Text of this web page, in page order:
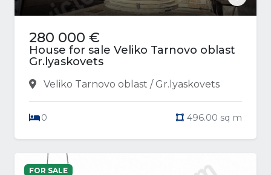
280 000 €
House for sale Veliko Tarnovo oblast
Gr.lyaskovets
Veliko Tarnovo oblast / Gr.lyaskovets
0 496.00 sq m
FOR SALE